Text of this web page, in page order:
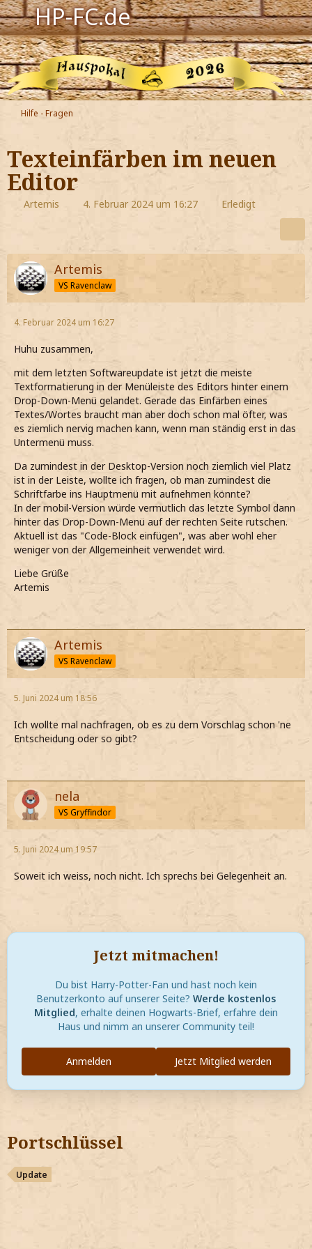
HP-FC.de
Navigation
Harry Potter
Der HP-FC
Hogwarts
Zauberwelt
Willkommen
Jetzt Fanclub-Mitglied werden!
Hilfe - Fragen
Texteinfärben im neuen
Editor
Artemis 4. Februar 2024 um 16:27 Erledigt
Artemis
VS Ravenclaw
4. Februar 2024 um 16:27
Huhu zusammen,
mit dem letzten Softwareupdate ist jetzt die meiste
Textformatierung in der Menüleiste des Editors hinter einem
Drop-Down-Menü gelandet. Gerade das Einfärben eines
Textes/Wortes braucht man aber doch schon mal öfter, was
es ziemlich nervig machen kann, wenn man ständig erst in das
Untermenü muss.
Da zumindest in der Desktop-Version noch ziemlich viel Platz
ist in der Leiste, wollte ich fragen, ob man zumindest die
Schriftfarbe ins Hauptmenü mit aufnehmen könnte?
In der mobil-Version würde vermutlich das letzte Symbol dann
hinter das Drop-Down-Menü auf der rechten Seite rutschen.
Aktuell ist das "Code-Block einfügen", was aber wohl eher
weniger von der Allgemeinheit verwendet wird.
Liebe Grüße
Artemis
Artemis
VS Ravenclaw
5. Juni 2024 um 18:56
Ich wollte mal nachfragen, ob es zu dem Vorschlag schon 'ne
Entscheidung oder so gibt?
nela
VS Gryffindor
5. Juni 2024 um 19:57
Soweit ich weiss, noch nicht. Ich sprechs bei Gelegenheit an.
Jetzt mitmachen!
Du bist Harry-Potter-Fan und hast noch kein
Benutzerkonto auf unserer Seite? Werde kostenlos
Mitglied, erhalte deinen Hogwarts-Brief, erfahre dein
Haus und nimm an unserer Community teil!
Jetzt Mitglied werden
Anmelden
Portschlüssel
Update